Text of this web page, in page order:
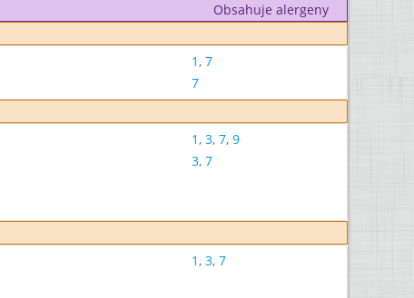
Obsahuje alergeny
1, 7
7
1, 3, 7, 9
3, 7
1, 3, 7